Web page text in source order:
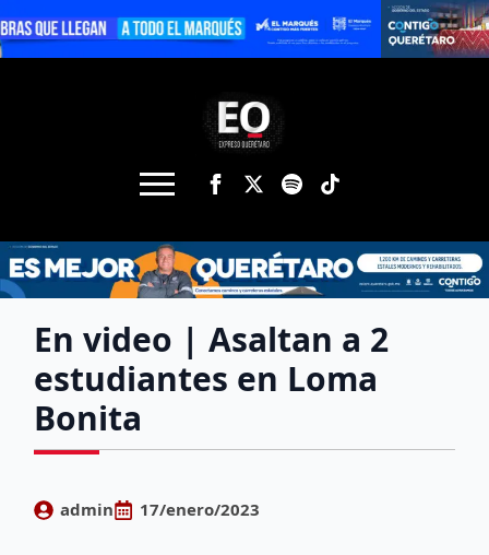
En video | Asaltan a 2
estudiantes en Loma
Bonita
admin 17/enero/2023